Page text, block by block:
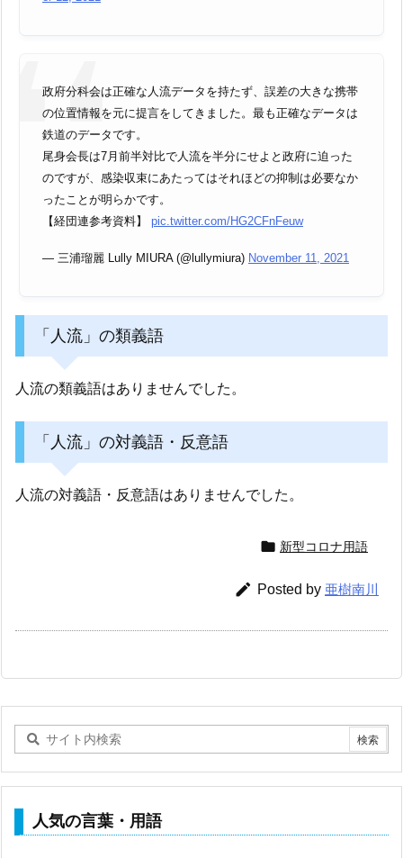
政府分科会は正確な人流データを持たず、誤差の大きな携帯
の位置情報を元に提言をしてきました。最も正確なデータは
鉄道のデータです。
尾身会長は7月前半対比で人流を半分にせよと政府に迫った
のですが、感染収束にあたってはそれほどの抑制は必要なか
ったことが明らかです。
【経団連参考資料】 pic.twitter.com/HG2CFnFeuw
— 三浦瑠麗 Lully MIURA (@lullymiura) November 11, 2021
「人流」の類義語
人流の類義語はありませんでした。
「人流」の対義語・反意語
人流の対義語・反意語はありませんでした。
 新型コロナ用語
 Posted by 亜樹南川
人気の言葉・用語